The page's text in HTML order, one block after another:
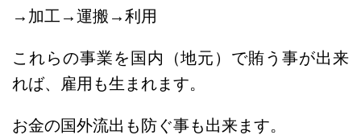
→加工→運搬→利用
これらの事業を国内（地元）で賄う事が出来
れば、雇用も生まれます。
お金の国外流出も防ぐ事も出来ます。